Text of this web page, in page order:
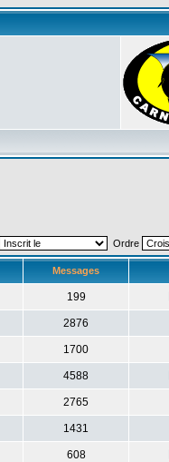
Ordre
Messages
199
2876
1700
4588
2765
1431
608